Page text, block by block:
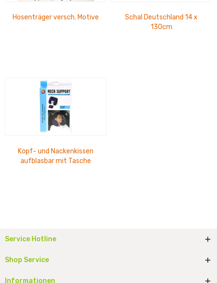
Hosenträger versch. Motive
Schal Deutschland 14 x
130cm
Kopf- und Nackenkissen
aufblasbar mit Tasche
Service Hotline
Shop Service
Informationen